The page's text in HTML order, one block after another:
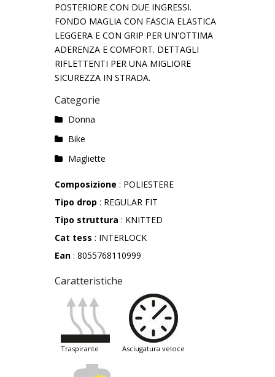
POSTERIORE CON DUE INGRESSI.
FONDO MAGLIA CON FASCIA ELASTICA
LEGGERA E CON GRIP PER UN'OTTIMA
ADERENZA E COMFORT. DETTAGLI
RIFLETTENTI PER UNA MIGLIORE
SICUREZZA IN STRADA.
Categorie
Donna
Bike
Magliette
Composizione : POLIESTERE
Tipo drop : REGULAR FIT
Tipo struttura : KNITTED
Cat tess : INTERLOCK
Ean : 8055768110999
Caratteristiche
traspirante asciugatura veloce